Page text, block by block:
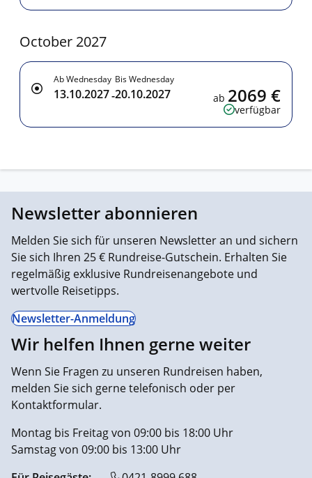
October 2027
Ab Wednesday
13.10.2027-
Bis Wednesday
20.10.2027
verfügbar
ab 2069 €
Newsletter abonnieren
Melden Sie sich für unseren Newsletter an und sichern
Sie sich Ihren 25 € Rundreise-Gutschein. Erhalten Sie
regelmäßig exklusive Rundreisenangebote und
wertvolle Reisetipps.
Newsletter-Anmeldung
Wir helfen Ihnen gerne weiter
Wenn Sie Fragen zu unseren Rundreisen haben,
melden Sie sich gerne telefonisch oder per
Kontaktformular.
Montag bis Freitag von 09:00 bis 18:00 Uhr
Samstag von 09:00 bis 13:00 Uhr